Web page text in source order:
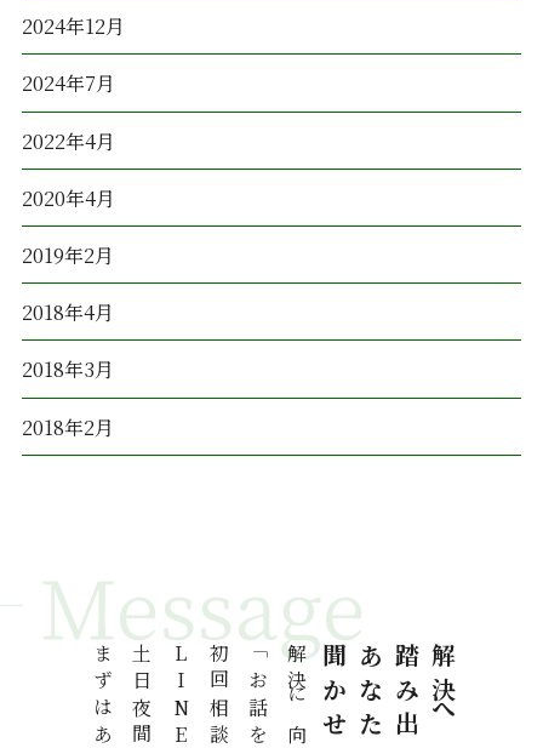
2024年12月
2024年7月
2022年4月
2020年4月
2019年2月
2018年4月
2018年3月
2018年2月